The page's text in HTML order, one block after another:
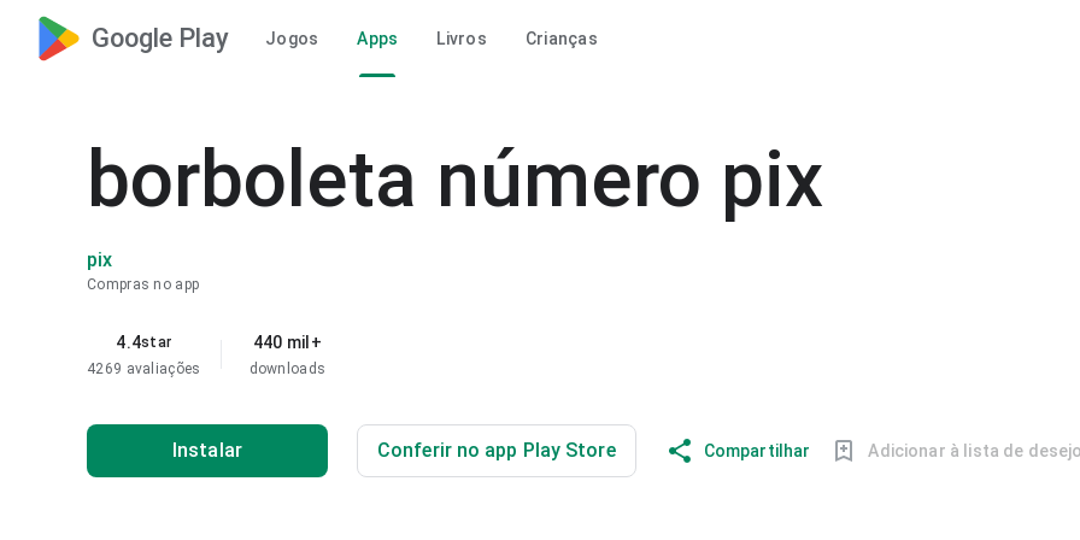
Google Play Jogos Apps Livros Crianças
borboleta número pix
pix
Compras no app
4.4star
4269 avaliações
440 mil+
downloads
Instalar Conferir no app Play Store Compartilhar Adicionar à lista de